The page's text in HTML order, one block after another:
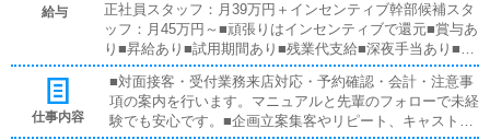
給与
正社員スタッフ：月39万円＋インセンティブ幹部候補スタ
ッフ：月45万円～■頑張りはインセンティブで還元■賞与あ
り■昇給あり■試用期間あり■残業代支給■深夜手当あり■通
勤交通費全額支給■ガソリン代支給■週払い可■日払い可■
希望者は社会保険加入可
仕事内容
■対面接客・受付業務来店対応・予約確認・会計・注意事
項の案内を行います。マニュアルと先輩のフォローで未経
験でも安心です。■企画立案集客やリピート、キャスト増